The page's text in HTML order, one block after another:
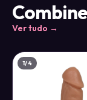
Ver tudo →
1/4